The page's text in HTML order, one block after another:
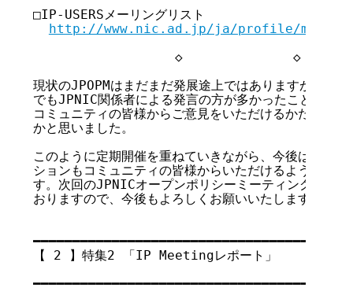
□IP-USERSメーリングリスト
http://www.nic.ad.jp/ja/profile/
◇              ◇
現状のJPOPMはまだまだ発展途上ではありますが、開
でもJPNIC関係者による発言の方が多かったことを振
コミュニティの皆様からご意見をいただけるかたちに
かと思いました。
このように定期開催を重ねていきながら、今後はミー
ションもコミュニティの皆様からいただけるようにし
す。次回のJPNICオープンポリシーミーティングは
おりますので、今後もよろしくお願いいたします。
━━━━━━━━━━━━━━━━━━━━━━━━━━━━━━━━━━━
【 2 】特集2 「IP Meetingレポート」
━━━━━━━━━━━━━━━━━━━━━━━━━━━━━━━━━━━